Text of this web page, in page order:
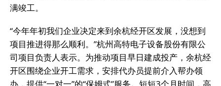
满竣工。
“今年年初我们企业决定来到余杭经开区发展，没想到
项目推进得那么顺利。”杭州高特电子设备股份有限公
司项目负责人表示。为推动项目早日建成投产，余杭经
开区围绕企业开工需求，安排代办员提前介入帮办领